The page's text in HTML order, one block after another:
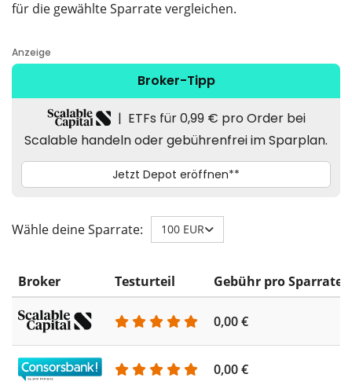
für die gewählte Sparrate vergleichen.
Wähle deine Sparrate: 100 EUR
Broker Testurteil Gebühr pro Sparrate
0,00 €
0,00 €